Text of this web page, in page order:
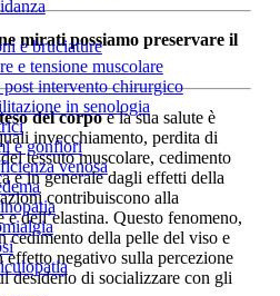
e bruciature
e tensione muscolare
post intervento chirurgico
in senologia
e gonfiori
venosa
mirati possiamo preservare il
del corpoe la sua salute è
invecchiamento, perdita di
tessuto muscolare, cedimento
e in generale dagli effetti della
contribuiscono alla
dell’elastina. Questo fenomeno,
cedimento della pelle del viso e
effetto negativo sulla percezione
desiderio di socializzare con gli